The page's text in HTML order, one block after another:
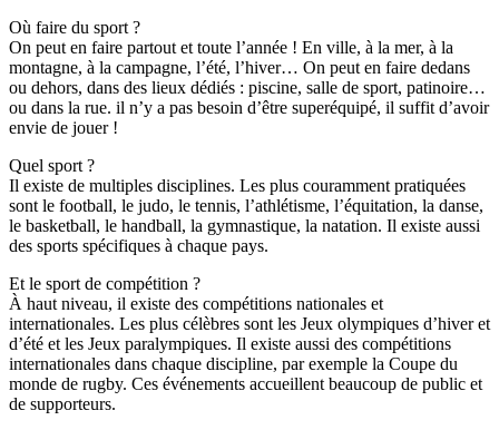
Où faire du sport ?
On peut en faire partout et toute l’année ! En ville, à la mer, à la
montagne, à la campagne, l’été, l’hiver… On peut en faire dedans
ou dehors, dans des lieux dédiés : piscine, salle de sport, patinoire…
ou dans la rue. il n’y a pas besoin d’être superéquipé, il suffit d’avoir
envie de jouer !
Quel sport ?
Il existe de multiples disciplines. Les plus couramment pratiquées
sont le football, le judo, le tennis, l’athlétisme, l’équitation, la danse,
le basketball, le handball, la gymnastique, la natation. Il existe aussi
des sports spécifiques à chaque pays.
Et le sport de compétition ?
À haut niveau, il existe des compétitions nationales et
internationales. Les plus célèbres sont les Jeux olympiques d’hiver et
d’été et les Jeux paralympiques. Il existe aussi des compétitions
internationales dans chaque discipline, par exemple la Coupe du
monde de rugby. Ces événements accueillent beaucoup de public et
de supporteurs.